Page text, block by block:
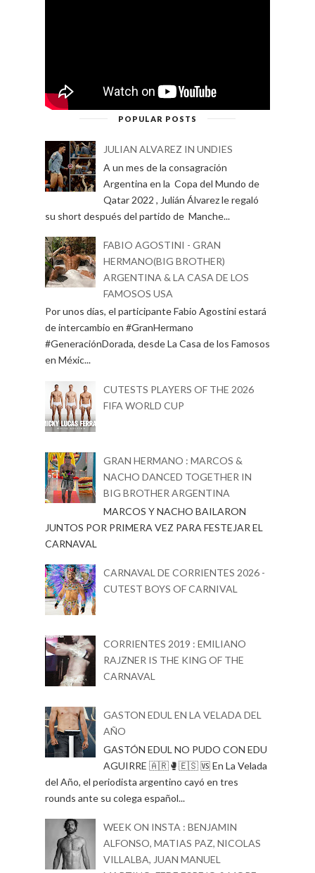
POPULAR POSTS
JULIAN ALVAREZ IN UNDIES
A un mes de la consagración
Argentina en la Copa del Mundo de
Qatar 2022 , Julián Álvarez le regaló
su short después del partido de Manche...
FABIO AGOSTINI - GRAN
HERMANO(BIG BROTHER)
ARGENTINA & LA CASA DE LOS
FAMOSOS USA
Por unos días, el participante Fabio Agostini estará
de intercambio en #GranHermano
#GeneraciónDorada, desde La Casa de los Famosos
en Méxic...
CUTESTS PLAYERS OF THE 2026
FIFA WORLD CUP
GRAN HERMANO : MARCOS &
NACHO DANCED TOGETHER IN
BIG BROTHER ARGENTINA
MARCOS Y NACHO BAILARON
JUNTOS POR PRIMERA VEZ PARA FESTEJAR EL
CARNAVAL
CARNAVAL DE CORRIENTES 2026 -
CUTEST BOYS OF CARNIVAL
CORRIENTES 2019 : EMILIANO
RAJZNER IS THE KING OF THE
CARNAVAL
GASTON EDUL EN LA VELADA DEL
AÑO
GASTÓN EDUL NO PUDO CON EDU
AGUIRRE 🇦🇷🥊🇪🇸 🆚 En La Velada
del Año, el periodista argentino cayó en tres
rounds ante su colega español...
WEEK ON INSTA : BENJAMIN
ALFONSO, MATIAS PAZ, NICOLAS
VILLALBA, JUAN MANUEL